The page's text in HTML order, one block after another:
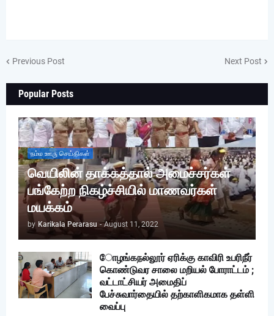
Previous Post Next Post
Popular Posts
நம்ம ஊரு செய்திகள்
வெயிலின் தாக்கத்தால் அமைச்சர்கள்
பங்கேற்ற நிகழ்ச்சியில் மாணவர்கள்
மயக்கம்
by Karikala Perarasu - August 11, 2022
ோழங்கநல்லூர் ஏரிக்கு காவிரி உபரிநீர்
கொண்டுவர சாலை மறியல் போராட்டம் ;
வட்டாட்சியர் அமைதிப்
பேச்சுவார்தையில் தற்காளிகமாக தள்ளி
வைப்பு